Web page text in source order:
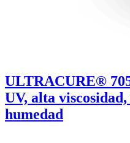
ULTRACURE®
UV, alta
humedad